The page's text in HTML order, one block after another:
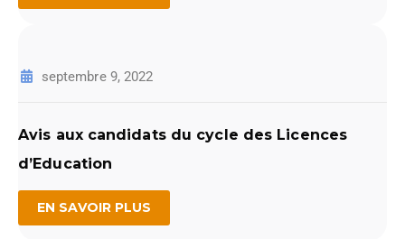
septembre 9, 2022
Avis aux candidats du cycle des Licences
d’Education
EN SAVOIR PLUS